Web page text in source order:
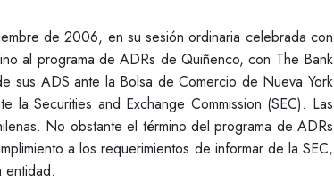
de 2006, en su sesión ordinaria celebrada con
al programa de ADRs de Quiñenco, con The Bank
sus ADS ante la Bolsa de Comercio de Nueva York
la Securities and Exchange Commission (SEC). Las
No obstante el término del programa de ADRs
a los requerimientos de informar de la SEC,
entidad.